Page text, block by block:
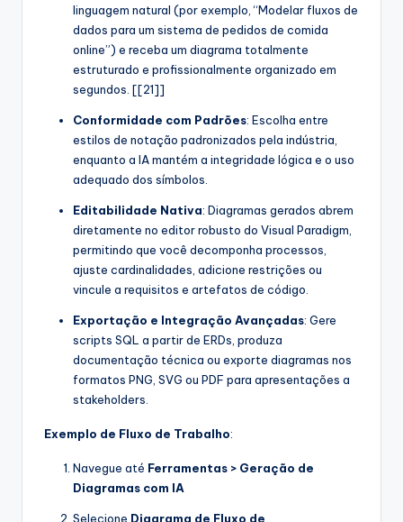
linguagem natural (por exemplo, “Modelar fluxos de
dados para um sistema de pedidos de comida
online”) e receba um diagrama totalmente
estruturado e profissionalmente organizado em
segundos. [[21]]
Conformidade com Padrões: Escolha entre
estilos de notação padronizados pela indústria,
enquanto a IA mantém a integridade lógica e o uso
adequado dos símbolos.
Editabilidade Nativa: Diagramas gerados abrem
diretamente no editor robusto do Visual Paradigm,
permitindo que você decomponha processos,
ajuste cardinalidades, adicione restrições ou
vincule a requisitos e artefatos de código.
Exportação e Integração Avançadas: Gere
scripts SQL a partir de ERDs, produza
documentação técnica ou exporte diagramas nos
formatos PNG, SVG ou PDF para apresentações a
stakeholders.
Exemplo de Fluxo de Trabalho:
Navegue até Ferramentas > Geração de
Diagramas com IA
Selecione Diagrama de Fluxo de